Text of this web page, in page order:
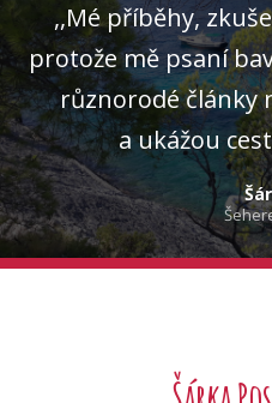
,,Mé příběhy,
protože mě psaní
různorodé články
a ukážou